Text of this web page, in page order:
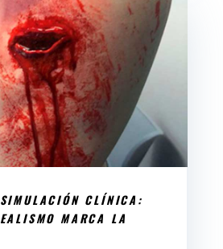
CLÍNICA:
MARCA LA